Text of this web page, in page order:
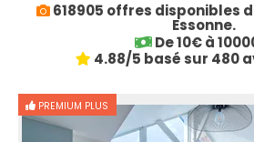
618905 offres disponibles
Essonne.
De 10€ à
4.88/5 basé sur 480
PREMIUM PLUS